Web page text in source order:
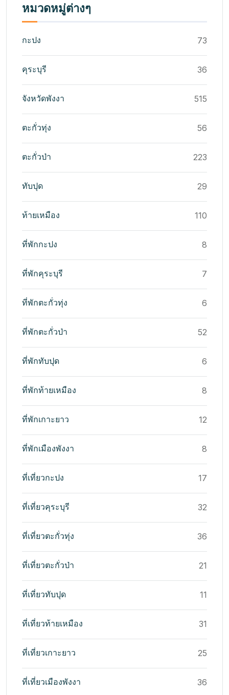
หมวดหมู่ต่างๆ
กะปง 73
คุระบุรี 36
จังหวัดพังงา 515
ตะกั่วทุ่ง 56
ตะกั่วป่า 223
ทับปุด 29
ท้ายเหมือง 110
ที่พักกะปง 8
ที่พักคุระบุรี 7
ที่พักตะกั่วทุ่ง 6
ที่พักตะกั่วป่า 52
ที่พักทับปุด 6
ที่พักท้ายเหมือง 8
ที่พักเกาะยาว 12
ที่พักเมืองพังงา 8
ที่เที่ยวกะปง 17
ที่เที่ยวคุระบุรี 32
ที่เที่ยวตะกั่วทุ่ง 36
ที่เที่ยวตะกั่วป่า 21
ที่เที่ยวทับปุด 11
ที่เที่ยวท้ายเหมือง 31
ที่เที่ยวเกาะยาว 25
ที่เที่ยวเมืองพังงา 36